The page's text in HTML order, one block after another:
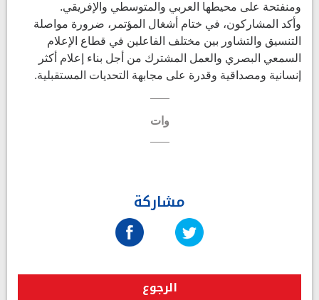
ومنفتحة على محيطها العربي والمتوسطي والإفريقي.
وأكد المشاركون، في ختام أشغال المؤتمر، ضرورة مواصلة
التنسيق والتشاور بين مختلف الفاعلين في قطاع الإعلام
السمعي البصري والعمل المشترك من أجل بناء إعلام أكثر
إنسانية ومصداقية وقدرة على مجابهة التحديات المستقبلية.
وات
مشاركة
الرجوع